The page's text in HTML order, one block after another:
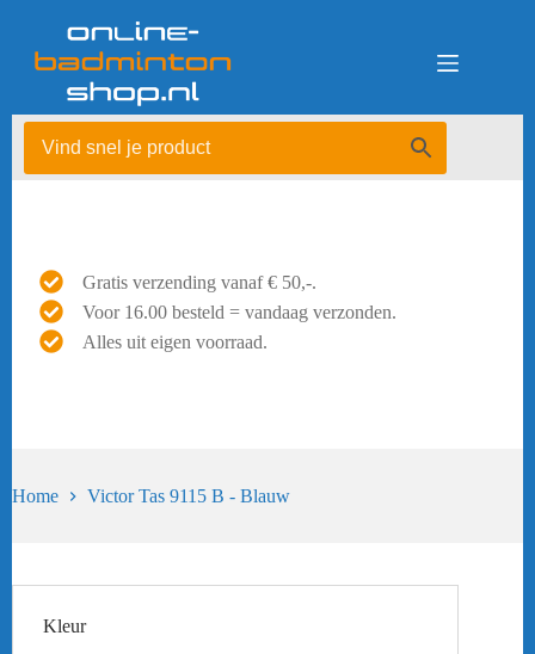
Gratis verzending vanaf € 50,-.
Voor 16.00 besteld = vandaag verzonden.
Alles uit eigen voorraad.
Home Victor Tas 9115 B - Blauw
Kleur